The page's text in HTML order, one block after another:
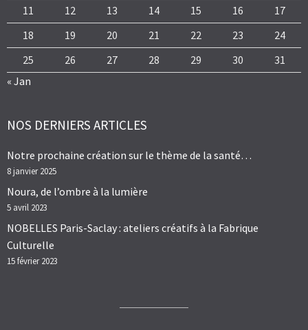
11
12 13 14 15 16
17
18
19 20 21 22 23
24
25
26 27 28 29 30
31
« Jan
NOS DERNIERS ARTICLES
Notre prochaine création sur le thème de la santé…
8 janvier 2025
Noura, de l’ombre à la lumière
5 avril 2023
NOBELLES Paris-Saclay : ateliers créatifs à la Fabrique
Culturelle
15 février 2023